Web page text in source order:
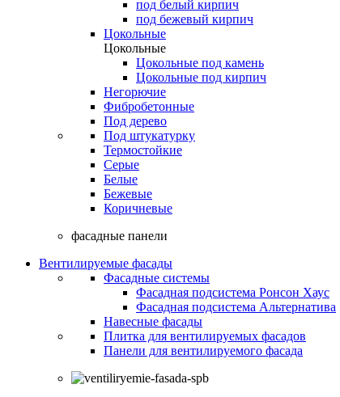
под белый кирпич
под бежевый кирпич
Цокольные
Цокольные
Цокольные под камень
Цокольные под кирпич
Негорючие
Фибробетонные
Под дерево
Под штукатурку
Термостойкие
Серые
Белые
Бежевые
Коричневые
фасадные панели
Вентилируемые фасады
Фасадные системы
Фасадная подсистема Ронсон Хаус
Фасадная подсистема Альтернатива
Навесные фасады
Плитка для вентилируемых фасадов
Панели для вентилируемого фасада